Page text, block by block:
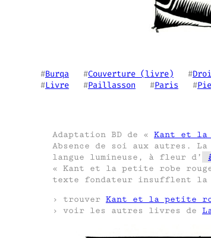
#Burqa
   #
Couverture (livre)
   #
#Livre
   #
Paillasson
   #
Paris
   #
Adaptation BD de « Kant et la
Absence de soi aux autres.
langue lumineuse, à fleur d’
« Kant et la petite robe
texte fondateur insufflent
› trouver Kant et la petite
› voir les autres livres de